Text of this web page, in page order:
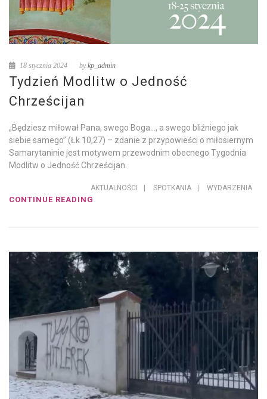
18 stycznia 2024 bykp_admin
Tydzień Modlitw o Jedność
Chrześcijan
„Będziesz miłował Pana, swego Boga…, a swego bliźniego jak
siebie samego” (Łk 10,27) – zdanie z przypowieści o miłosiernym
Samarytaninie jest motywem przewodnim obecnego Tygodnia
Modlitw o Jedność Chrześcijan.
AKTUALNOŚCI | SPOTKANIA | WYDARZENIA
CONTINUE READING